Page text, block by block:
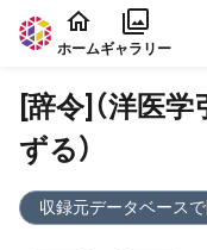
本文に飛ぶ
ホームギャラリー
[辞令]（洋医
ずる）
収録元データベースで